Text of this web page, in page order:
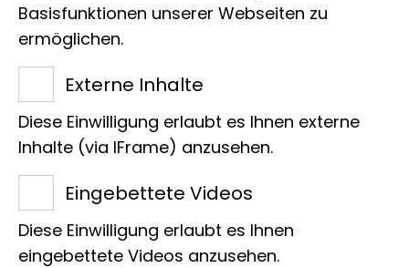
Am 10. Mai 2025 heißt es wieder:
Weniger Asphalt und mehr
Raum für Natur und Mensch in
der Stadt
Ein Stadtnatur-Festival für alle, zum
Sehen, Staunen, Selbermachen und mit
ganz viel Live-Musik, Open-Air und
kostenfrei auf dem großen PARKS-
Basisfunktionen unserer Webseiten zu
ermöglichen.
Externe Inhalte
Diese Einwilligung erlaubt es Ihnen externe
Inhalte (via IFrame) anzusehen.
Eingebettete Videos
Diese Einwilligung erlaubt es Ihnen
eingebettete Videos anzusehen.